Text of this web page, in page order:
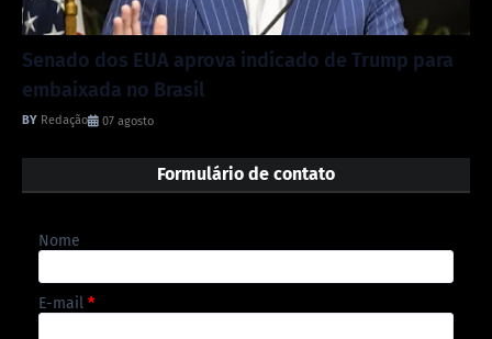
Senado dos EUA aprova indicado de Trump para
embaixada no Brasil
Redação 07 agosto
Formulário de contato
Nome
E-mail *